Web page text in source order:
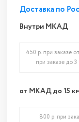
Доставка по
Внутри МКАД
450 р. при заказе
при заказе до
от МКАД до 15
800 р. при